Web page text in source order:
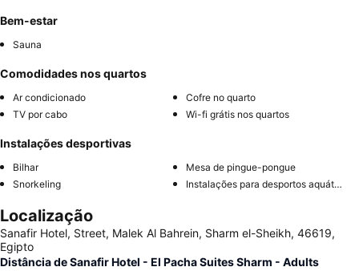
Bem-estar
Sauna
Comodidades nos quartos
Ar condicionado
Cofre no quarto
TV por cabo
Wi-fi grátis nos quartos
Instalações desportivas
Bilhar
Mesa de pingue-pongue
Snorkeling
Instalações para desportos aquáticos
Localização
Sanafir Hotel, Street, Malek Al Bahrein, Sharm el-Sheikh, 46619,
Egipto
Distância de Sanafir Hotel - El Pacha Suites Sharm - Adults